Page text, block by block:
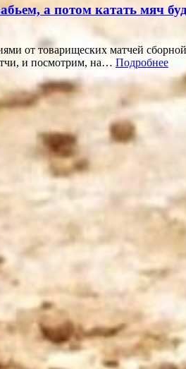
а потом катать мяч
от товарищеских матчей
и посмотрим, на… Подробнее